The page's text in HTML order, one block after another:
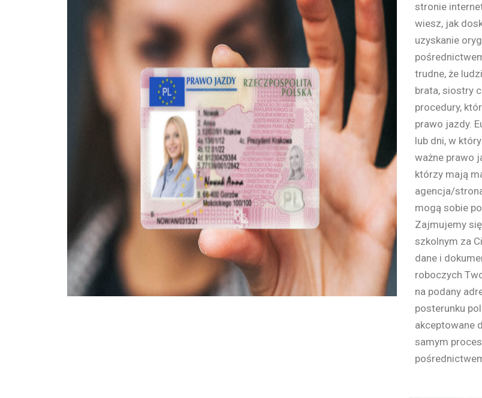
stronie
wiesz, jak
uzyskanie
trudne, że
brata, siostry
procedury,
prawo jazdy.
lub dni, w
ważne prawo
którzy mają
agencja/
mogą sobie
Zajmujemy
szkolnym za
dane i
roboczych
na podany
posterunku
akceptowane
samym